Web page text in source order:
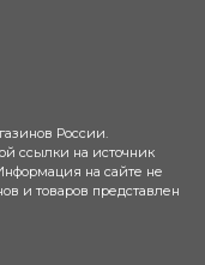
России.
ссылки на источник
на сайте не
и товаров представлен